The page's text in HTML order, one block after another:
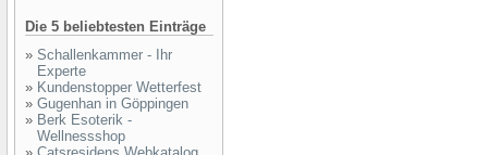
Die 5 beliebtesten Einträge
» Schallenkammer - Ihr
Experte
» Kundenstopper Wetterfest
» Gugenhan in Göppingen
» Berk Esoterik -
Wellnessshop